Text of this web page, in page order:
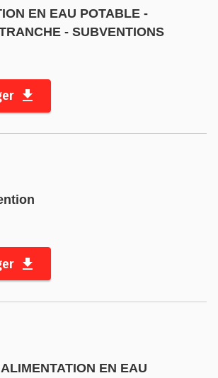
EN EAU POTABLE -
- SUBVENTIONS
EN EAU